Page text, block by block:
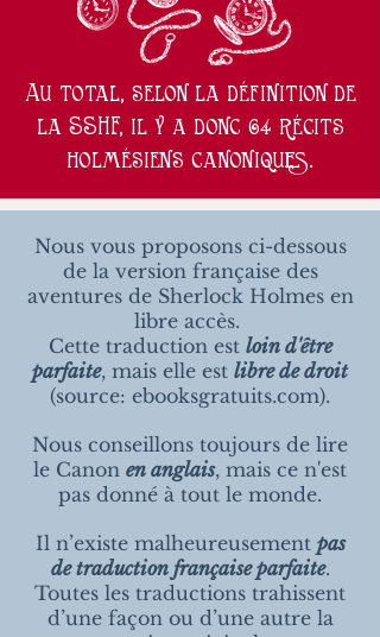
Au total, selon la définition de
la SSHF, il y a donc 64 récits
holmésiens canoniques.
Nous vous proposons ci-dessous
de la version française des
aventures de Sherlock Holmes en
libre accès.
Cette traduction est loin d'être
parfaite, mais elle est libre de droit
(source: ebooksgratuits.com).
Nous conseillons toujours de lire
le Canon en anglais, mais ce n'est
pas donné à tout le monde.
Il n’existe malheureusement pas
de traduction française parfaite.
Toutes les traductions trahissent
d’une façon ou d’une autre la